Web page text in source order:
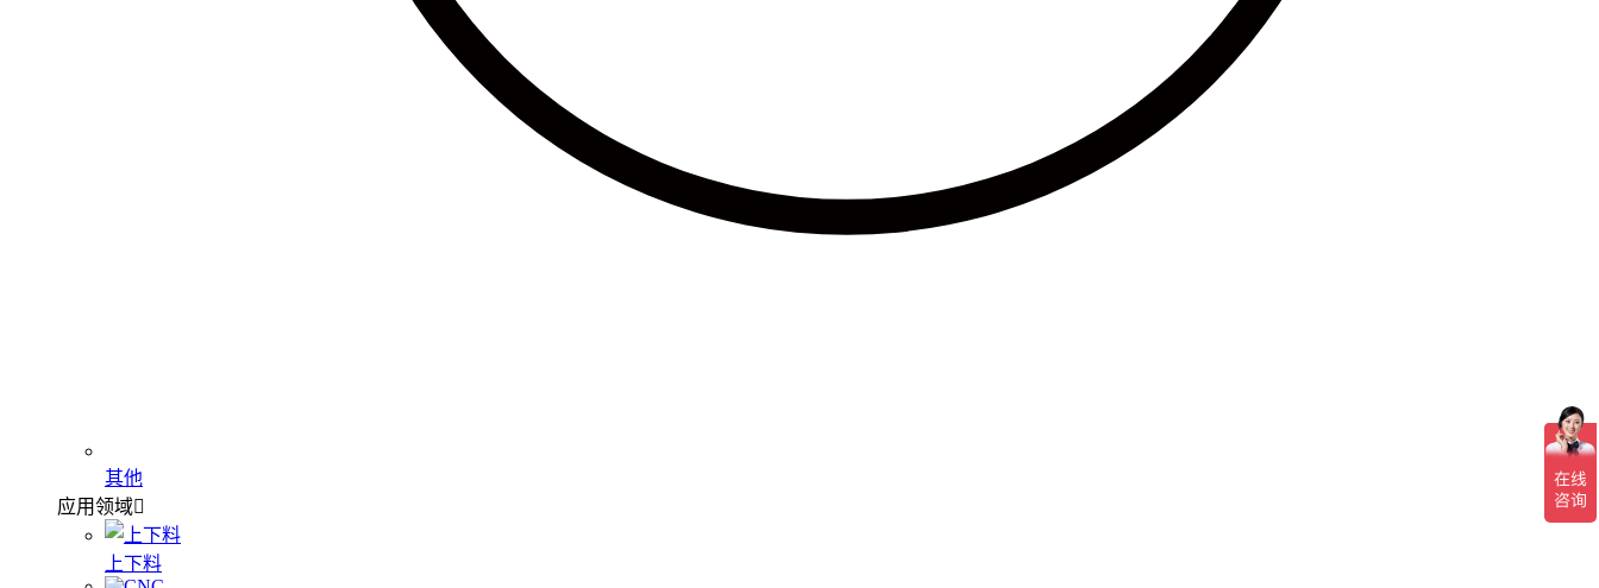
其他
应用领域
上下料